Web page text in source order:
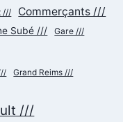
/// Commerçants ///
Subé /// Gare ///
Grand Reims ///
///